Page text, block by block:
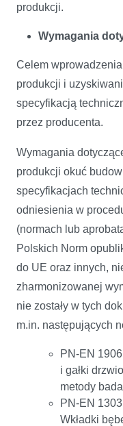
produkcji.
Wymagania
Celem
produkcji i
specyfikacją
przez producenta.
Wymagania
produkcji okuć
specyfikacjach
odniesienia w
(normach lub
Polskich Norm
do UE oraz innych,
zharmonizowanej
nie zostały w tych
m.in. następujących
PN-EN
i gałki
metody
PN-EN
Wkładki